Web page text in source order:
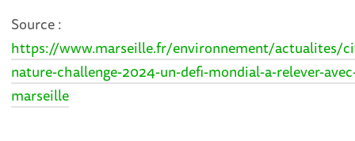
Source :
https://www.marseille.fr/environnement/actualites/
nature-challenge-2024-un-defi-mondial-a-relever-
marseille